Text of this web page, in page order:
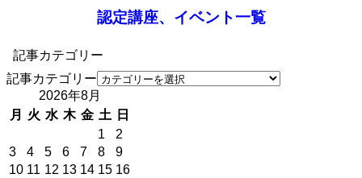
認定講座、イベント一覧
記事カテゴリー
記事カテゴリー
2026年8月
月
火 水 木 金 土
日
1
2
3
4 5 6 7 8
9
10 11 12 13 14 15 16